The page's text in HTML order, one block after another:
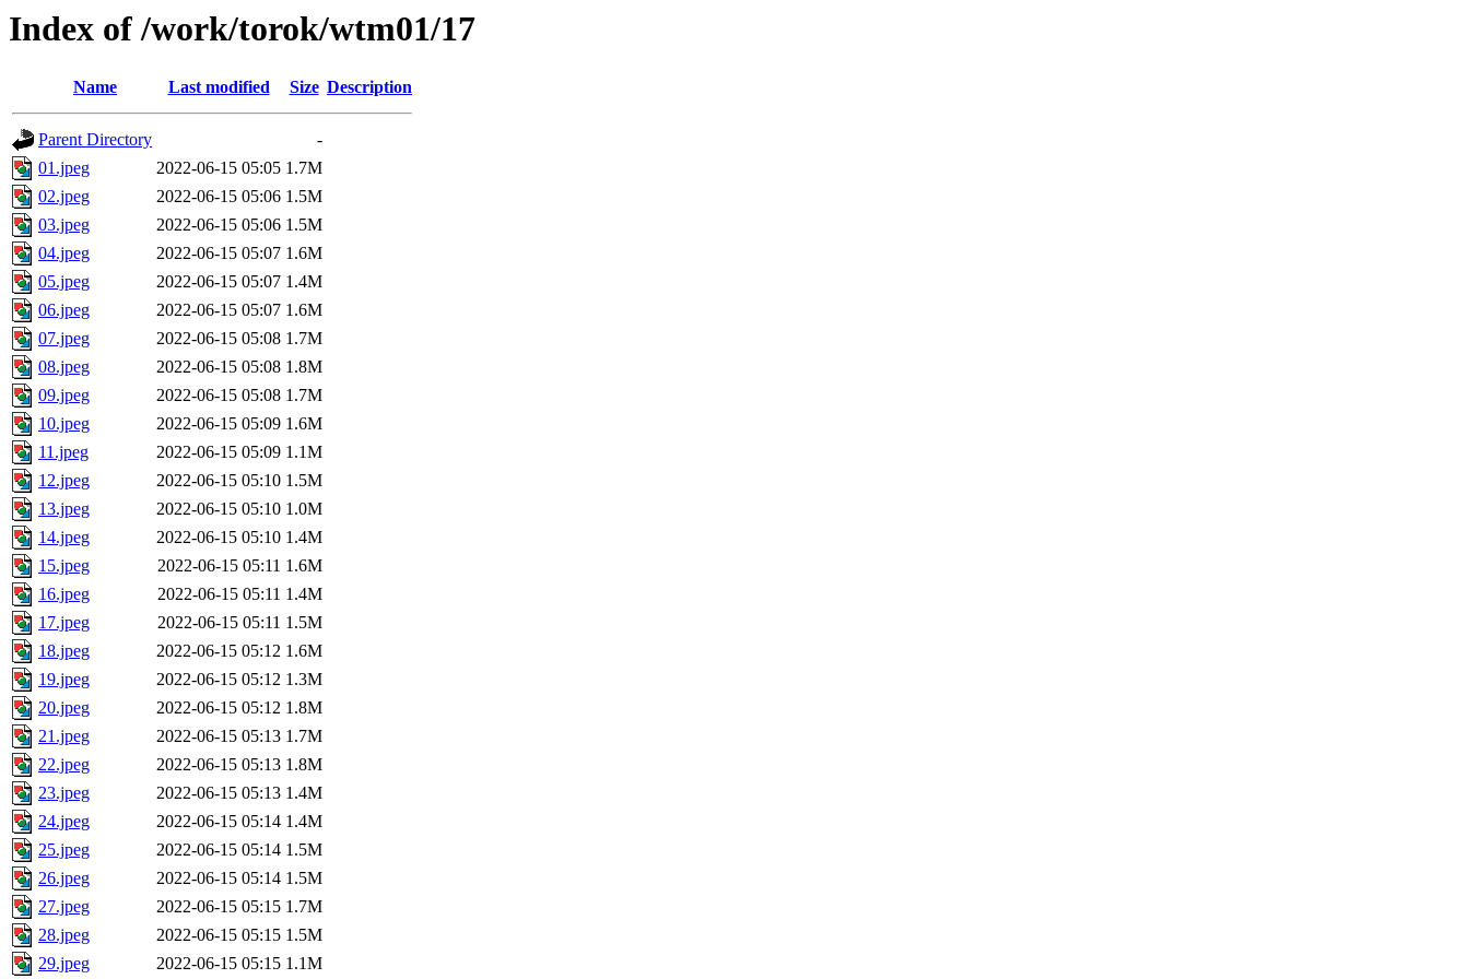
Index of /work/torok/wtm01/17
Name Last modified Size Description
Parent Directory
-
01.jpeg
2022-06-15 05:05 1.7M
02.jpeg
2022-06-15 05:06 1.5M
03.jpeg
2022-06-15 05:06 1.5M
04.jpeg
2022-06-15 05:07 1.6M
05.jpeg
2022-06-15 05:07 1.4M
06.jpeg
2022-06-15 05:07 1.6M
07.jpeg
2022-06-15 05:08 1.7M
08.jpeg
2022-06-15 05:08 1.8M
09.jpeg
2022-06-15 05:08 1.7M
10.jpeg
2022-06-15 05:09 1.6M
11.jpeg
2022-06-15 05:09 1.1M
12.jpeg
2022-06-15 05:10 1.5M
13.jpeg
2022-06-15 05:10 1.0M
14.jpeg
2022-06-15 05:10 1.4M
15.jpeg
2022-06-15 05:11 1.6M
16.jpeg
2022-06-15 05:11 1.4M
17.jpeg
2022-06-15 05:11 1.5M
18.jpeg
2022-06-15 05:12 1.6M
19.jpeg
2022-06-15 05:12 1.3M
20.jpeg
2022-06-15 05:12 1.8M
21.jpeg
2022-06-15 05:13 1.7M
22.jpeg
2022-06-15 05:13 1.8M
23.jpeg
2022-06-15 05:13 1.4M
24.jpeg
2022-06-15 05:14 1.4M
25.jpeg
2022-06-15 05:14 1.5M
26.jpeg
2022-06-15 05:14 1.5M
27.jpeg
2022-06-15 05:15 1.7M
28.jpeg
2022-06-15 05:15 1.5M
29.jpeg
2022-06-15 05:15 1.1M